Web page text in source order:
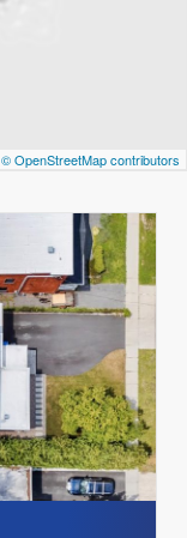
© OpenStreetMap contributors